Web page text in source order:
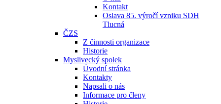
Kontakt
Oslava 85. výročí vzniku SDH
Tlucná
ČZS
Z činnosti organizace
Historie
Myslivecký spolek
Úvodní stránka
Kontakty
Napsali o nás
Informace pro členy